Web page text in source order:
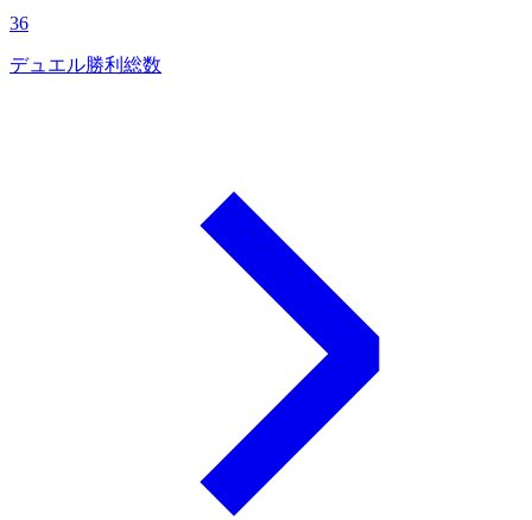
36
デュエル勝利総数